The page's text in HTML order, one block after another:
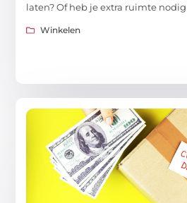
laten? Of heb je extra ruimte
Winkelen